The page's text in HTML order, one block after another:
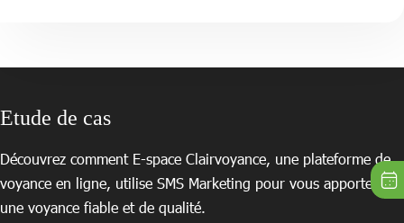
Etude de cas
Découvrez comment E-space Clairvoyance, une plateforme de
voyance en ligne, utilise SMS Marketing pour vous apporter
une voyance fiable et de qualité.